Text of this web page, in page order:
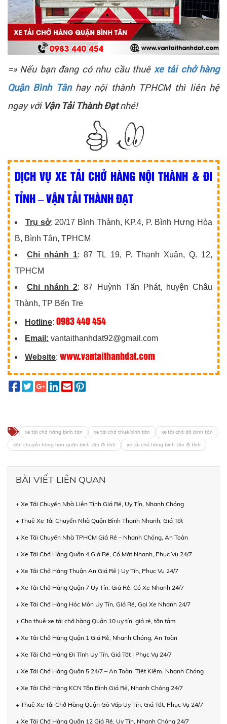
=» Nếu bạn đang có nhu cầu thuê xe tải chở hàng
Quận Bình Tânhay nội thành TPHCM thì liên hệ
ngay với Vận Tải Thành Đạtnhé!
DỊCH VỤ XE TẢI CHỞ HÀNG NỘI THÀNH & ĐI
TỈNH – VẬN TẢI THÀNH ĐẠT
Trụ sở: 20/17 Bình Thành, KP.4, P. Bình Hưng Hòa
B, Bình Tân, TPHCM
Chi nhánh 1: 87 TL 19, P. Thạnh Xuân, Q. 12,
TPHCM
Chi nhánh 2: 87 Huỳnh Tấn Phát, huyện Châu
Thành, TP Bến Tre
Hotline: 0983 440 454
Email: vantaithanhdat92@gmail.com
Website: www.vantaithanhdat.com
xe tải chở hàng bình tân xe tải chở thuê bình tân
xe tải chở đồ bình tân
vận chuyển hàng hóa quận bình tân đi tỉnh
xe tải chở hàng bình tân đi tỉnh
BÀI VIẾT LIÊN QUAN
+ Xe Tải Chuyển Nhà Liên Tỉnh Giá Rẻ, Uy Tín, Nhanh Chóng
+ Thuê Xe Tải Chuyển Nhà Quận Bình Thạnh Nhanh, Giá Tốt
+ Xe Tải Chuyển Nhà TPHCM Giá Rẻ – Nhanh Chóng, An Toàn
+ Xe Tải Chở Hàng Quận 4 Giá Rẻ, Có Mặt Nhanh, Phục Vụ 24/7
+ Xe Tải Chở Hàng Thuận An Giá Rẻ | Uy Tín, Phục Vụ 24/7
+ Xe Tải Chở Hàng Quận 7 Uy Tín, Giá Rẻ, Có Xe Nhanh 24/7
+ Xe Tải Chở Hàng Hóc Môn Uy Tín, Giá Rẻ, Gọi Xe Nhanh 24/7
+ Cho thuê xe tải chở hàng Quận 10 uy tín, giá rẻ, tận tâm
+ Xe Tải Chở Hàng Quận 1 Giá Rẻ, Nhanh Chóng, An Toàn
+ Xe Tải Chở Hàng Đi Tỉnh Uy Tín, Giá Tốt | Phục Vụ 24/7
+ Xe Tải Chở Hàng Quận 5 24/7 – An Toàn, Tiết Kiệm, Nhanh Chóng
+ Xe Tải Chở Hàng KCN Tân Bình Giá Rẻ, Nhanh Chóng 24/7
+ Thuê Xe Tải Chở Hàng Quận Gò Vấp Uy Tín, Giá Tốt, Phục Vụ 24/7
+ Xe Tải Chở Hàng Quận 12 Giá Rẻ, Uy Tín, Nhanh Chóng 24/7